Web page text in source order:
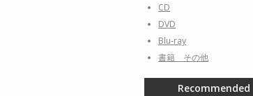
CD
DVD
Blu-ray
書籍 その他
Recommended